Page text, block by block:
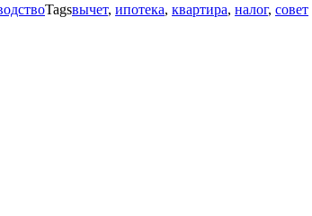
Tagsвычет, ипотека, квартира, налог, совет